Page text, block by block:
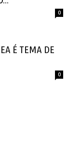
0
É TEMA DE
0